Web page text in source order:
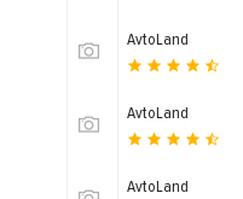
AvtoLand
AvtoLand
AvtoLand